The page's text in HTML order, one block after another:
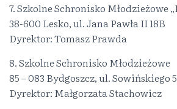
7. Szkolne Schronisko Młodzieżowe
38-600 Lesko, ul. Jana Pawła II 18B
Dyrektor: Tomasz Prawda
8. Szkolne Schronisko Młodzieżowe
85 – 083 Bydgoszcz, ul. Sowińskiego 5
Dyrektor: Małgorzata Stachowicz